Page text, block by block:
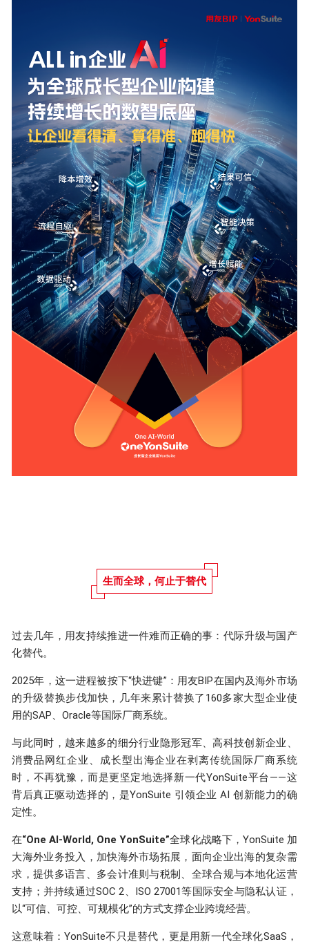
生而全球，何止于替代
过去几年，用友持续推进一件难而正确的事：代际升级与国产
化替代。
2025年，这一进程被按下“快进键”：用友BIP在国内及海外市场
的升级替换步伐加快，几年来累计替换了 160多家大型企业使
用的SAP、Oracle等国际厂商系统。
与此同时，越来越多的细分行业隐形冠军、高科技创新企业、
消费品网红企业、成长型出海企业在剥离传统国际厂商系统
时，不再犹豫，而是更坚定地选择新一代YonSuite平台——这
背后真正驱动选择的，是YonSuite 引领企业 AI 创新能力的确
定性。
在“One AI-World, One YonSuite”全球化战略下，YonSuite 加
大海外业务投入，加快海外市场拓展，面向企业出海的复杂需
求，提供多语言、多会计准则与税制、全球合规与本地化运营
支持；并持续通过SOC 2、ISO 27001等国际安全与隐私认证，
以“可信、可控、可规模化”的方式支撑企业跨境经营。
这意味着：YonSuite不只是替代，更是用新一代全球化SaaS，